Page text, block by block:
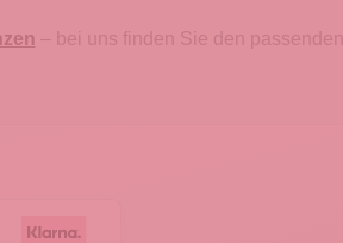
– bei uns finden Sie den passenden